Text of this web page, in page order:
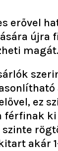
erővel
újra
magát.
ez
férfinak
akár